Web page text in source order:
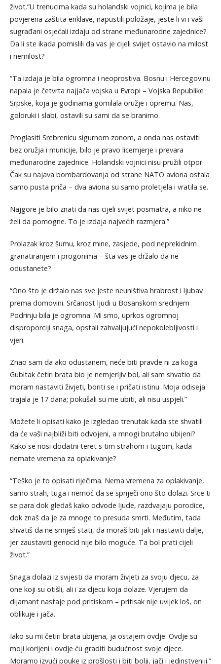
život.”U trenucima kada su holandski vojnici, kojima je bila
povjerena zaštita enklave, napustili položaje, jeste li vi i vaši
sugrađani osjećali izdaju od strane međunarodne zajednice?
Da li ste ikada pomislili da vas je cijeli svijet ostavio na milost
i nemilost?
“Ta izdaja je bila ogromna i neoprostiva. Bosnu i Hercegovinu
napala je četvrta najjača vojska u Evropi – Vojska Republike
Srpske, koja je godinama gomilala oružje i opremu. Nas,
goloruki i slabi, ostavili su sami da se branimo.
Proglasiti Srebrenicu sigurnom zonom, a onda nas ostaviti
bez oružja i municije, bilo je pravo licemjerje i prevara
međunarodne zajednice. Holandski vojnici nisu pružili otpor.
Čak su najava bombardovanja od strane NATO aviona ostala
samo pusta priča – dva aviona su samo proletjela i vratila se.
Najgore je bilo znati da nas cijeli svijet posmatra, a niko ne
želi da pomogne. To je izdaja najvećih razmjera.”
Prolazak kroz šumu, kroz mine, zasjede, pod neprekidnim
granatiranjem i progonima – šta vas je držalo da ne
odustanete?
“Ono što je držalo nas sve jeste neuništiva hrabrost i ljubav
prema domovini. Srčanost ljudi u Bosanskom srednjem
Podrinju bila je ogromna. Mi smo, uprkos ogromnoj
disproporciji snaga, opstali zahvaljujući nepokolebljivosti i
vjeri.
Znao sam da ako odustanem, neće biti pravde ni za koga.
Gubitak četiri brata bio je nemjerljiv bol, ali sam shvatio da
moram nastaviti živjeti, boriti se i pričati istinu. Moja odiseja
trajala je 17 dana; pokušali su me ubiti, ali nisu uspjeli.”
Možete li opisati kako je izgledao trenutak kada ste shvatili
da će vaši najbliži biti odvojeni, a mnogi brutalno ubijeni?
Kako se nosi dodatni teret s tim strahom i tugom, kada
nemate vremena za oplakivanje?
“Teško je to opisati riječima. Nema vremena za oplakivanje,
samo strah, tuga i nemoć da se spriječi ono što dolazi. Srce ti
se para dok gledaš kako odvode ljude, razdvajaju porodice,
dok znaš da je za mnoge to presuda smrti. Međutim, tada
shvatiš da ne smiješ stati, da moraš biti jak i nastaviti dalje,
jer zaustaviti genocid nije bilo moguće. Ta bol prati cijeli
život.”
Snaga dolazi iz svijesti da moram živjeti za svoju djecu, za
one koji su otišli, ali i za djecu koja dolaze. Vjerujem da
dijamant nastaje pod pritiskom – pritisak nije uvijek loš, on
oblikuje i jača.
Iako su mi četiri brata ubijena, ja ostajem ovdje. Ovdje su
moji korijeni i ovdje ću graditi budućnost svoje djece.
Moramo izvući pouke iz prošlosti i biti bolji, jači i jedinstveniji.”